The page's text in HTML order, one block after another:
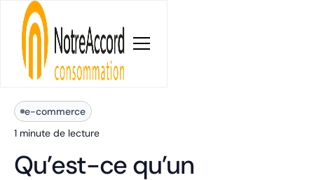
Blog
e-commerce
1 minute de lecture
Qu’est-ce qu’un